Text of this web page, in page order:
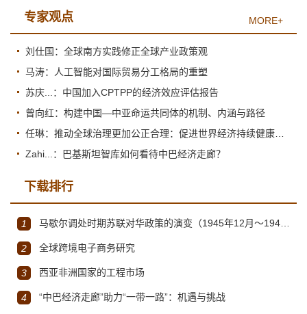
专家观点 MORE+
刘仕国：全球南方实践修正全球产业政策观
马涛：人工智能对国际贸易分工格局的重塑
苏庆...：中国加入CPTPP的经济效应评估报告
曾向红：构建中国—中亚命运共同体的机制、内涵与路径
Zahi...：巴基斯坦智库如何看待中巴经济走廊？
下载排行
1 马歇尔调处时期苏联对华政策的演变（1945年12月～1947年1月）
2 全球跨境电子商务研究
3 西亚非洲国家的工程市场
4 “中巴经济走廊”助力“一带一路”：机遇与挑战